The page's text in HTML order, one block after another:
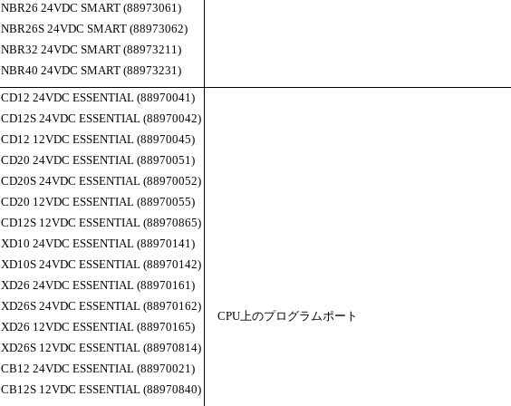
NBR26 24VDC SMART (88973061)
NBR26S 24VDC SMART (88973062)
NBR32 24VDC SMART (88973211)
NBR40 24VDC SMART (88973231)
CD12 24VDC ESSENTIAL (88970041)
CD12S 24VDC ESSENTIAL (88970042)
CD12 12VDC ESSENTIAL (88970045)
CD20 24VDC ESSENTIAL (88970051)
CD20S 24VDC ESSENTIAL (88970052)
CD20 12VDC ESSENTIAL (88970055)
CD12S 12VDC ESSENTIAL (88970865)
XD10 24VDC ESSENTIAL (88970141)
XD10S 24VDC ESSENTIAL (88970142)
XD26 24VDC ESSENTIAL (88970161)
XD26S 24VDC ESSENTIAL (88970162)
XD26 12VDC ESSENTIAL (88970165)
XD26S 12VDC ESSENTIAL (88970814)
CB12 24VDC ESSENTIAL (88970021)
CB12S 12VDC ESSENTIAL (88970840)
CPU上のプログラムポート